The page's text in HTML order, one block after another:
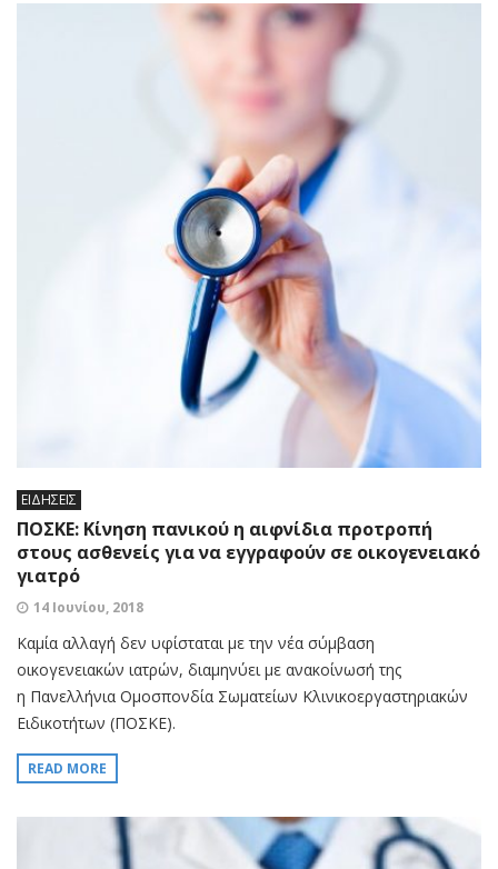
ΕΙΔΗΣΕΙΣ
ΠΟΣΚΕ: Κίνηση πανικού η αιφνίδια προτροπή
στους ασθενείς για να εγγραφούν σε οικογενειακό
γιατρό
14 Ιουνίου, 2018
Καμία αλλαγή δεν υφίσταται με την νέα σύμβαση
οικογενειακών ιατρών, διαμηνύει με ανακοίνωσή της
η Πανελλήνια Ομοσπονδία Σωματείων Κλινικοεργαστηριακών
Ειδικοτήτων (ΠΟΣΚΕ).
READ MORE